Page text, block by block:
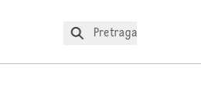
Pretraga